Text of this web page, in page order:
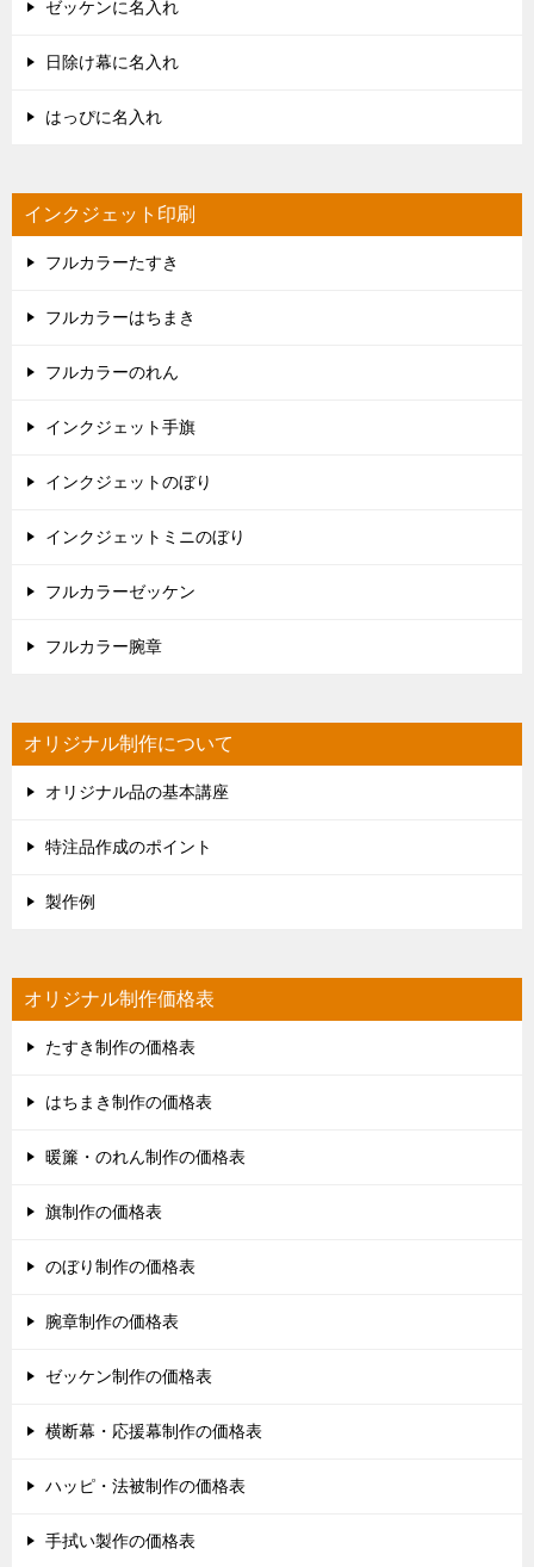
ゼッケンに名入れ
日除け幕に名入れ
はっぴに名入れ
インクジェット印刷
フルカラーたすき
フルカラーはちまき
フルカラーのれん
インクジェット手旗
インクジェットのぼり
インクジェットミニのぼり
フルカラーゼッケン
フルカラー腕章
オリジナル制作について
オリジナル品の基本講座
特注品作成のポイント
製作例
オリジナル制作価格表
たすき制作の価格表
はちまき制作の価格表
暖簾・のれん制作の価格表
旗制作の価格表
のぼり制作の価格表
腕章制作の価格表
ゼッケン制作の価格表
横断幕・応援幕制作の価格表
ハッピ・法被制作の価格表
手拭い製作の価格表